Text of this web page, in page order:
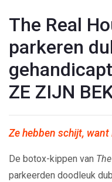
The Real
parkeren
ZE ZIJN
Ze hebben schijt, want
De botox-kippen van
parkeerden doodleuk